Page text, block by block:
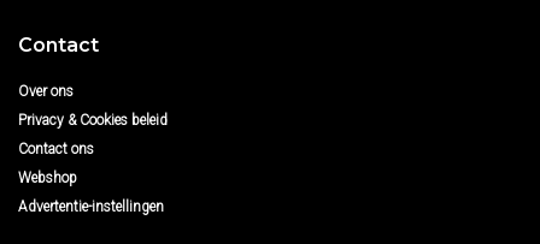
Contact
Over ons
Privacy & Cookies beleid
Contact ons
Webshop
Advertentie-instellingen